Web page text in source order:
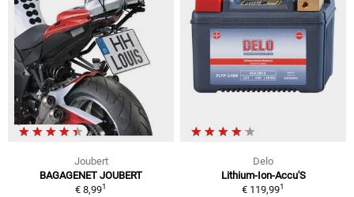
Joubert
BAGAGENET JOUBERT
€ 8,991
Delo
Lithium-Ion-Accu'S
€ 119,991